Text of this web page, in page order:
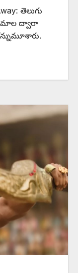
తెలుగు
ద్వారా